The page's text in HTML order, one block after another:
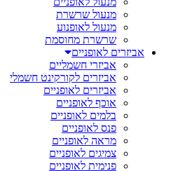
מנעול שרשרת
מנעול לאופנוע
שרשרת מחוסמת
אביזרים לאופניים
אביזרי חשמליים
אביזרים לקורקינט חשמלי
אביזרים לאופניים
אוכף לאופניים
בלמים לאופניים
פנס לאופניים
מראה לאופניים
צמיגים לאופניים
פנימית לאופניים